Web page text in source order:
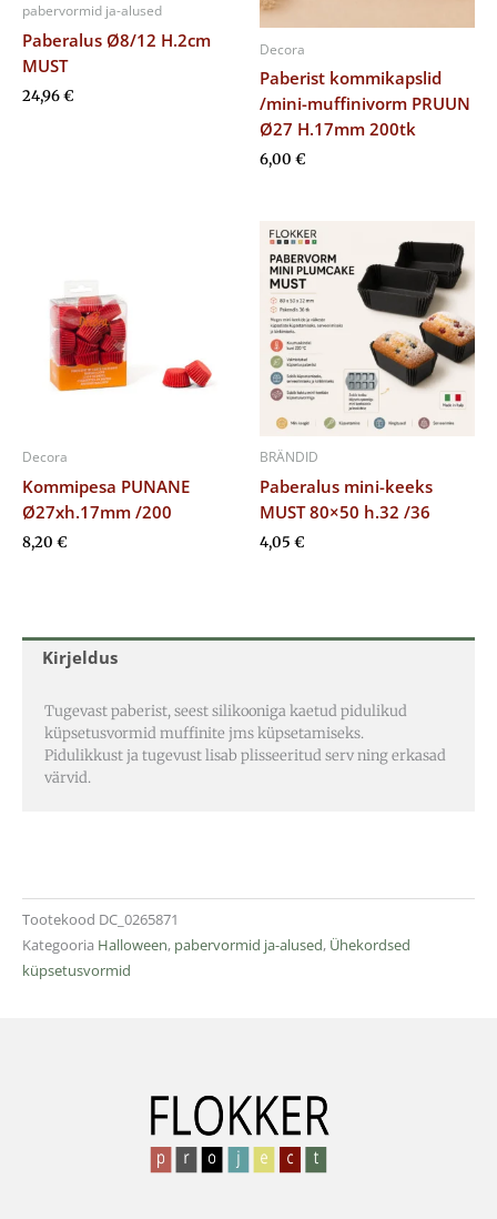
Kirjeldus
Tugevast paberist, seest silikooniga kaetud pidulikud
küpsetusvormid muffinite jms küpsetamiseks.
Pidulikkust ja tugevust lisab plisseeritud serv ning erkasad
värvid.
Tootekood DC_0265871
Kategooria Halloween, pabervormid ja-alused, Ühekordsed
küpsetusvormid
pabervormid ja-alused
Paberalus Ø8/12 H.2cm
MUST
24,96€
Decora
Paberist kommikapslid
/mini-muffinivorm PRUUN
Ø27 H.17mm 200tk
6,00 €
Decora
Kommipesa PUNANE
Ø27xh.17mm /200
8,20 €
BRÄNDID
Paberalus mini-keeks
MUST 80×50 h.32 /36
4,05 €